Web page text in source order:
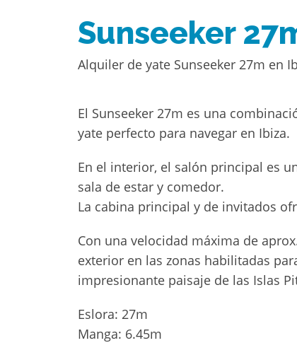
Sunseeker
Alquiler de yate Sunseeker 27m en
El Sunseeker 27m es una
yate perfecto para navegar en Ibiza.
En el interior, el salón principal es
sala de estar y comedor.
La cabina principal y de invitados
Con una velocidad máxima de
exterior en las zonas habilitadas
impresionante paisaje de las Islas
Eslora: 27m
Manga: 6.45m